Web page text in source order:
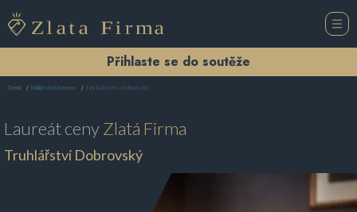
Přihlaste se do soutěže
Domů Truhlářství Ostrava Truhlářství Dobrovský
Laureát cenyZlatá Firma
Truhlářství Dobrovský